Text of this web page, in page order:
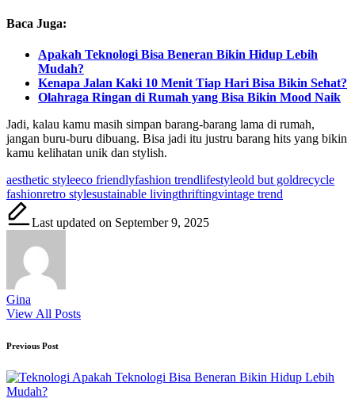
Baca Juga:
Apakah Teknologi Bisa Beneran Bikin Hidup Lebih
Mudah?
Kenapa Jalan Kaki 10 Menit Tiap Hari Bisa Bikin Sehat?
Olahraga Ringan di Rumah yang Bisa Bikin Mood Naik
Jadi, kalau kamu masih simpan barang-barang lama di rumah,
jangan buru-buru dibuang. Bisa jadi itu justru barang hits yang bikin
kamu kelihatan unik dan stylish.
Tags:
aesthetic styleeco friendlyfashion trendlifestyleold but goldrecycle
fashionretro stylesustainable livingthriftingvintage trend
Last updated on September 9, 2025
Gina
View All Posts
Post
navigation
Previous Post
Apakah Teknologi Bisa Beneran Bikin Hidup Lebih
Mudah?